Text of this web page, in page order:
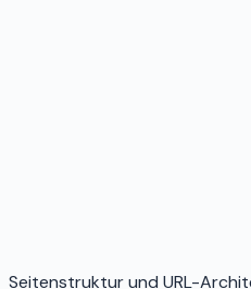
Seitenstruktur und URL-